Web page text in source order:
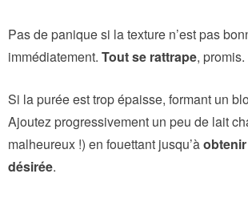
Pas de panique si la texture n’est pas
immédiatement. Tout se rattrape,
Si la purée est trop épaisse, formant un
Ajoutez progressivement un peu de lait
malheureux !) en fouettant jusqu’à
désirée.